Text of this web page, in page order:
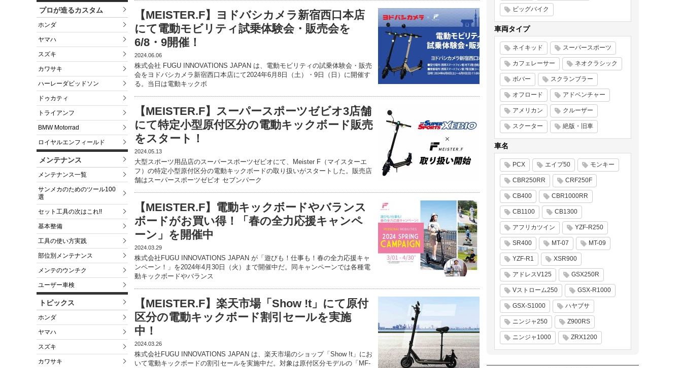
プロが造るカスタム
ホンダ
ヤマハ
スズキ
カワサキ
ハーレーダビッドソン
ドゥカティ
トライアンフ
BMW Motorrad
ロイヤルエンフィールド
メンテナンス
メンテナンス一覧
サンメカのためのツール100
選
セット工具の次はこれ!!
基本整備
工具の使い方実践
部位別メンテナンス
メンテのウンチク
ユーザー車検
トピックス
ホンダ
ヤマハ
スズキ
カワサキ
【MEISTER.F】ヨドバシカメラ新宿西口本店
にて電動モビリティ試乗体験会・販売会を
6/8・9開催！
2024.06.06
株式会社 FUGU INNOVATIONS JAPAN は、電動モビリティの試乗体験会・販売
会をヨドバシカメラ新宿西口本店にて2024年6月8日（土）・9日（日）に開催す
る。当日は電動キックボ
【MEISTER.F】スーパースポーツゼビオ3店舗
にて特定小型原付区分の電動キックボード販売
をスタート！
2024.05.13
大型スポーツ用品店のスーパースポーツゼビオにて、Meister F（マイスターエ
フ）の特定小型原付区分の電動キックボードの取り扱いがスタートした。販売店
舗はスーパースポーツゼビオ セブンパーク
【MEISTER.F】電動キックボードやバランス
ボードがお買い得！「春の全力応援キャンペ
ーン」を開催中
2024.03.29
株式会社FUGU INNOVATIONS JAPAN が「遊びも！仕事も！春の全力応援キャ
ンペーン！」を2024年4月30日（火）まで開催中だ。同キャンペーンでは各種電
動キックボードやバランス
【MEISTER.F】楽天市場「Show !t」にて原付
区分の電動キックボード割引セールを実施
中！
2024.03.26
株式会社FUGU INNOVATIONS JAPAN は、楽天市場のショップ「Show !t」にお
いて電動キックボードの割引セールを実施中だ。対象は原付区分モデルの「MF-
ビッグバイク
車両タイプ
ネイキッド スーパースポーツ
カフェレーサー ネオクラシック
ボバー スクランブラー
オフロード アドベンチャー
アメリカン クルーザー
スクーター 絶版・旧車
車名
PCX エイプ50 モンキー
CBR250RR CRF250F
CB400 CBR1000RR
CB1100 CB1300
アフリカツイン YZF-R250
SR400 MT-07 MT-09
YZF-R1 XSR900
アドレスV125 GSX250R
Vストローム250 GSX-R1000
GSX-S1000 ハヤブサ
ニンジャ250 Z900RS
ニンジャ1000 ZRX1200